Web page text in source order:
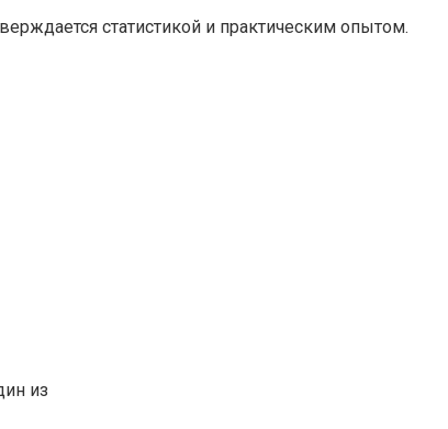
статистикой и практическим опытом.
из